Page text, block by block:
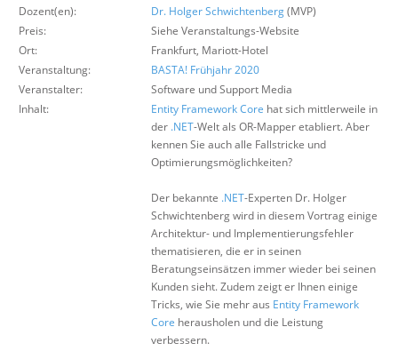
Dozent(en):
Dr. Holger Schwichtenberg(MVP)
Preis:
Siehe Veranstaltungs-Website
Ort:
Frankfurt, Mariott-Hotel
Veranstaltung:
BASTA! Frühjahr 2020
Veranstalter:
Software und Support Media
Inhalt:
Entity Framework Core hat sich mittlerweile in
der .NET-Welt als OR-Mapper etabliert. Aber
kennen Sie auch alle Fallstricke und
Optimierungsmöglichkeiten?
Der bekannte .NET-Experten Dr. Holger
Schwichtenberg wird in diesem Vortrag einige
Architektur- und Implementierungsfehler
thematisieren, die er in seinen
Beratungseinsätzen immer wieder bei seinen
Kunden sieht. Zudem zeigt er Ihnen einige
Tricks, wie Sie mehr aus Entity Framework
Core herausholen und die Leistung
verbessern.